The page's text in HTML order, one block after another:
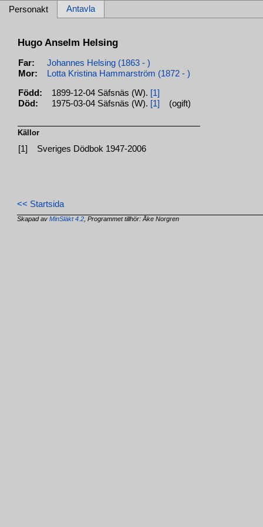
Personakt Antavla
Hugo Anselm Helsing
Far:
Johannes Helsing (1863 - )
Mor:
Lotta Kristina Hammarström (1872 - )
Född: 1899-12-04 Säfsnäs (W). [1]
Död:
1975-03-04 Säfsnäs (W). [1] (ogift)
Källor
[1] Sveriges Dödbok 1947-2006
<< Startsida
Skapad avMinSläkt 4.2 , Programmet tillhör: Åke Norgren